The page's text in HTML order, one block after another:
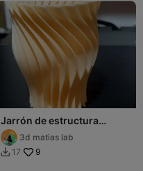
Jarrón de estructura
helicoidal3d matias lab
 17 9